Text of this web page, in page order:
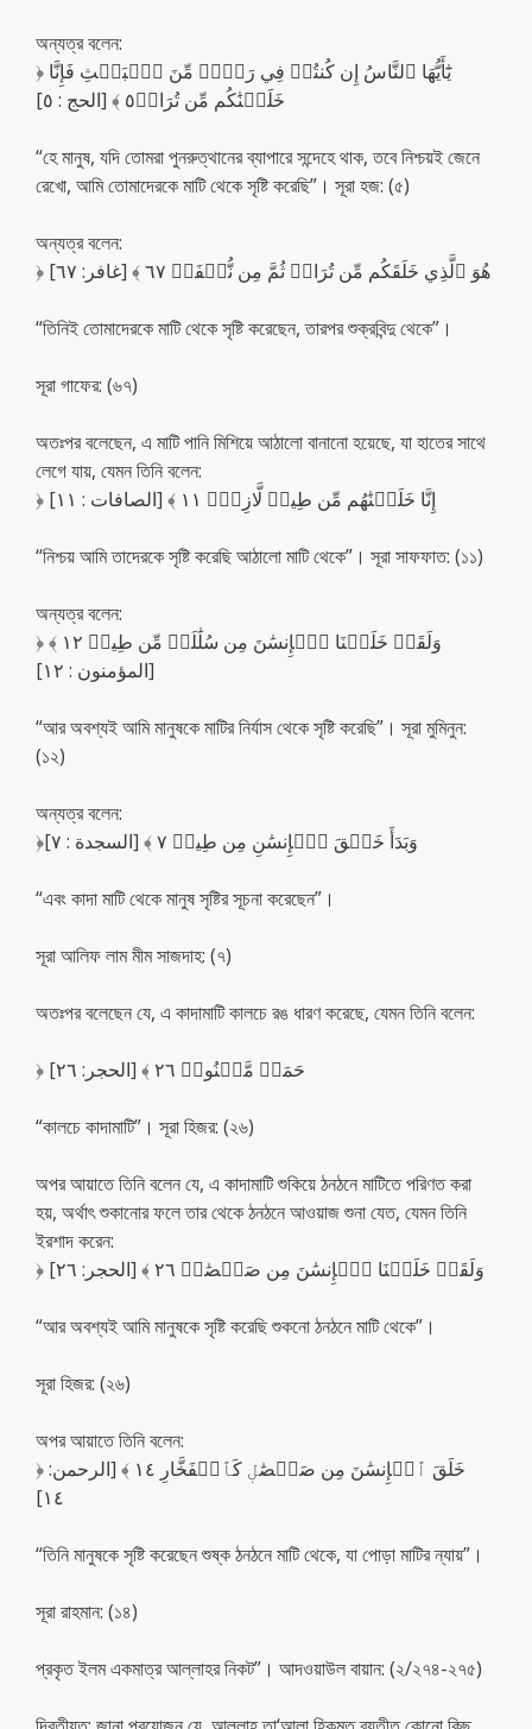
অন্যত্র বলেন:
﴿ يَٰٓأَيُّهَا ٱلنَّاسُ إِن كُنتُمۡ فِي رَيۡبٖ مِّنَ ٱلۡبَعۡثِ فَإِنَّا
خَلَقۡنَٰكُم مِّن تُرَابٖ٥ ﴾ [الحج : ٥]
“হে মানুষ, যদি তোমরা পুনরুত্থানের ব্যাপারে সন্দেহে থাক, তবে নিশ্চয়ই জেনে
রেখো, আমি তোমাদেরকে মাটি থেকে সৃষ্টি করেছি”। সূরা হজ: (৫)
অন্যত্র বলেন:
﴿ هُوَ ٱلَّذِي خَلَقَكُم مِّن تُرَابٖ ثُمَّ مِن نُّطۡفَةٖ ٦٧ ﴾ [غافر: ٦٧]
“তিনিই তোমাদেরকে মাটি থেকে সৃষ্টি করেছেন, তারপর শুক্রবিন্দু থেকে”।
সূরা গাফের: (৬৭)
অতঃপর বলেছেন, এ মাটি পানি মিশিয়ে আঠালো বানানো হয়েছে, যা হাতের সাথে
লেগে যায়, যেমন তিনি বলেন:
﴿ إِنَّا خَلَقۡنَٰهُم مِّن طِينٖ لَّازِبِۢ ١١ ﴾ [الصافات : ١١]
“নিশ্চয় আমি তাদেরকে সৃষ্টি করেছি আঠালো মাটি থেকে”। সূরা সাফফাত: (১১)
অন্যত্র বলেন:
﴿ وَلَقَدۡ خَلَقۡنَا ٱلۡإِنسَٰنَ مِن سُلَٰلَةٖ مِّن طِينٖ ١٢ ﴾
[المؤمنون : ١٢]
“আর অবশ্যই আমি মানুষকে মাটির নির্যাস থেকে সৃষ্টি করেছি”। সূরা মুমিনুন:
(১২)
অন্যত্র বলেন:
﴿وَبَدَأَ خَلۡقَ ٱلۡإِنسَٰنِ مِن طِينٖ ٧ ﴾ [السجدة : ٧]
“এবং কাদা মাটি থেকে মানুষ সৃষ্টির সূচনা করেছেন”।
সূরা আলিফ লাম মীম সাজদাহ: (৭)
অতঃপর বলেছেন যে, এ কাদামাটি কালচে রঙ ধারণ করেছে, যেমন তিনি বলেন:
﴿ حَمَإٖ مَّسۡنُونٖ ٢٦ ﴾ [الحجر: ٢٦]
“কালচে কাদামাটি”। সূরা হিজর: (২৬)
অপর আয়াতে তিনি বলেন যে, এ কাদামাটি শুকিয়ে ঠনঠনে মাটিতে পরিণত করা
হয়, অর্থাৎ শুকানোর ফলে তার থেকে ঠনঠনে আওয়াজ শুনা যেত, যেমন তিনি
ইরশাদ করেন:
﴿ وَلَقَدۡ خَلَقۡنَا ٱلۡإِنسَٰنَ مِن صَلۡصَٰلٖ ٢٦ ﴾ [الحجر: ٢٦]
“আর অবশ্যই আমি মানুষকে সৃষ্টি করেছি শুকনো ঠনঠনে মাটি থেকে”।
সূরা হিজর: (২৬)
অপর আয়াতে তিনি বলেন:
﴿ خَلَقَ ٱلۡإِنسَٰنَ مِن صَلۡصَٰلٖ كَٱلۡفَخَّارِ ١٤ ﴾ [الرحمن:
١٤]
“তিনি মানুষকে সৃষ্টি করেছেন শুষ্ক ঠনঠনে মাটি থেকে, যা পোড়া মাটির ন্যায়”।
সূরা রাহমান: (১৪)
প্রকৃত ইলম একমাত্র আল্লাহর নিকট”। আদওয়াউল বায়ান: (২/২৭৪-২৭৫)